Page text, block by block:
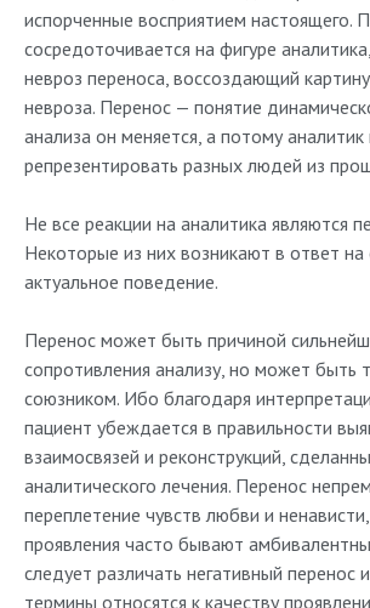
испорченные восприятием настоящего.
сосредоточивается на фигуре
невроз переноса, воссоздающий
невроза. Перенос — понятие
анализа он меняется, а потому
репрезентировать разных людей из
Не все реакции на аналитика являются
Некоторые из них возникают в ответ на
актуальное поведение.
Перенос может быть причиной
сопротивления анализу, но может быть
союзником. Ибо благодаря
пациент убеждается в правильности
взаимосвязей и реконструкций,
аналитического лечения. Перенос
переплетение чувств любви и
проявления часто бывают
следует различать негативный перенос
термины относятся к качеству